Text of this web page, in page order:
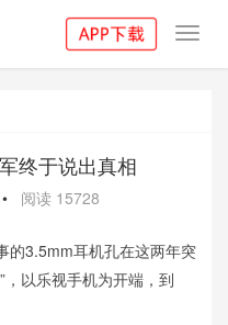
终于说出真相
• 阅读 15728
的3.5mm耳机孔在这两年突
以乐视手机为开端，到